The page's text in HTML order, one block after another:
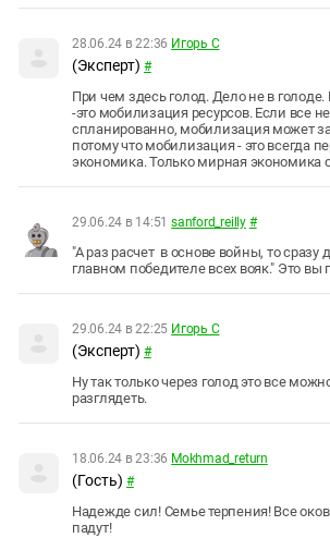
28.06.24 в 22:36 Игорь С
(Эксперт) #
При чем здесь голод. Дело не в
-это мобилизация ресурсов. Если все
спланированно, мобилизация может
потому что мобилизация - это всегда
экономика. Только мирная экономика
29.06.24 в 14:51 sanford_reilly #
"А раз расчет в основе войны, то сразу
главном победителе всех вояк." Это вы
29.06.24 в 22:25 Игорь С
(Эксперт) #
Ну так только через голод это все
разглядеть.
18.06.24 в 23:36 Mokhmad_return
(Гость) #
Надежде сил! Семье терпения! Все
падут!